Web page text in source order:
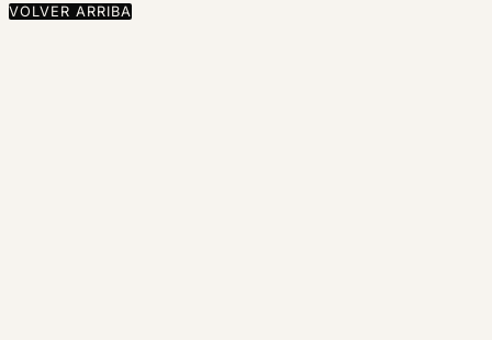
VOLVER ARRIBA